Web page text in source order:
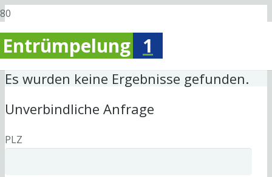
Entrümpelung 1
Es wurden keine Ergebnisse gefunden.
Unverbindliche Anfrage
PLZ